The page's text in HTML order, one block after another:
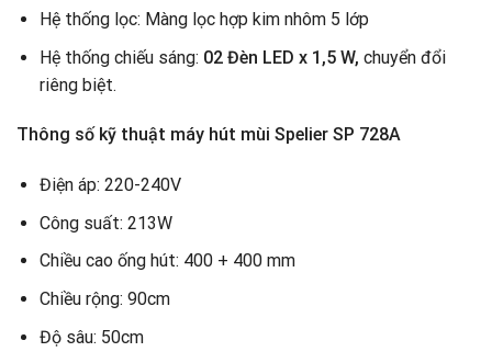
Hệ thống lọc: Màng lọc hợp kim nhôm 5 lớp
Hệ thống chiếu sáng: 02 Đèn LED x 1,5 W, chuyển đổi
riêng biệt.
Thông số kỹ thuật máy hút mùi Spelier SP 728A
Điện áp: 220-240V
Công suất: 213W
Chiều cao ống hút: 400 + 400 mm
Chiều rộng: 90cm
Độ sâu: 50cm